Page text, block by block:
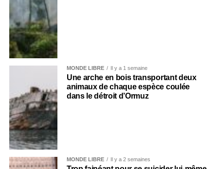
MONDE LIBRE Il y a 1 semaine
Une arche en bois transportant deux
animaux de chaque espèce coulée
dans le détroit d’Ormuz
MONDE LIBRE Il y a 2 semaines